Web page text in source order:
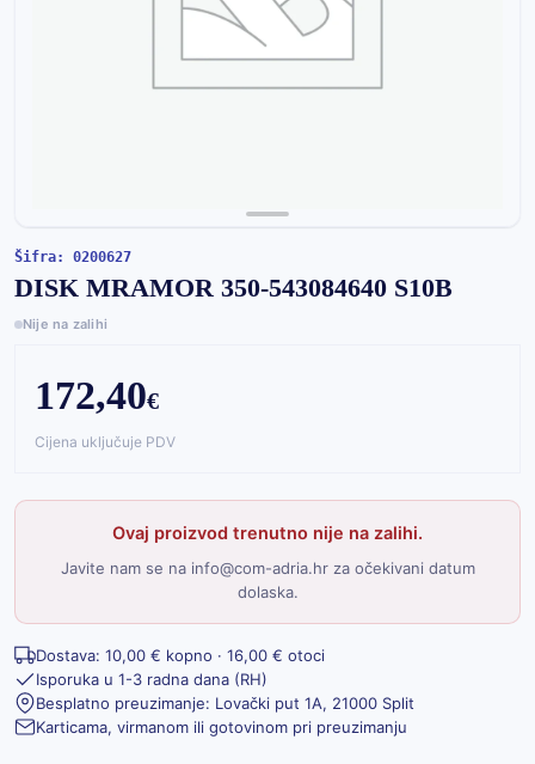
Šifra: 0200627
DISK MRAMOR 350-543084640 S10B
Nije na zalihi
172,40€
Cijena uključuje PDV
Ovaj proizvod trenutno nije na zalihi.
Javite nam se na info@com-adria.hr za očekivani datum
dolaska.
Dostava: 10,00 € kopno · 16,00 € otoci
Isporuka u 1-3 radna dana (RH)
Besplatno preuzimanje: Lovački put 1A, 21000 Split
Karticama, virmanom ili gotovinom pri preuzimanju